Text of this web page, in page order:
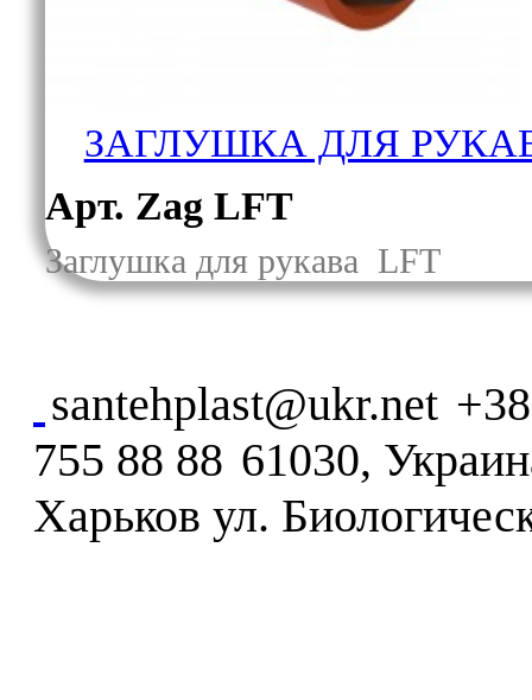
ЗАГЛУШКА ДЛЯ
Арт. Zag LFT
Заглушка для рукава LFT
santehplast@ukr.net
755 88 88 61030,
Харьков ул.